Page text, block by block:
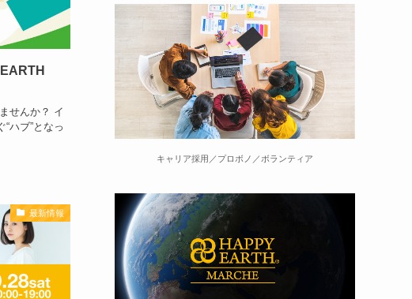
せんか？ イ
ハブ”となっ
最新情報
キャリア採用／プロボノ／ボランティア